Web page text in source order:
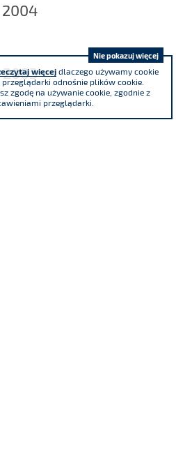
2004
2003więcej dlaczego używamy cookie
odnośnie plików cookie.
zgodę na używanie cookie, zgodnie z
przeglądarki.
Nie pokazuj więcej